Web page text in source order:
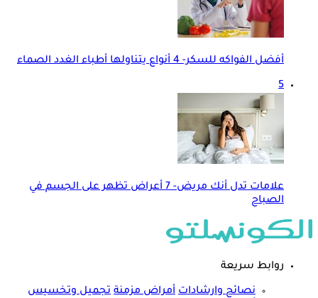
أفضل الفواكه للسكر- 4 أنواع يتناولها أطباء الغدد الصماء
5
علامات تدل أنك مريض- 7 أعراض تظهر على الجسم في
الصباح
روابط سريعة
نصائح وارشادات أمراض مزمنة تجميل وتخسيس